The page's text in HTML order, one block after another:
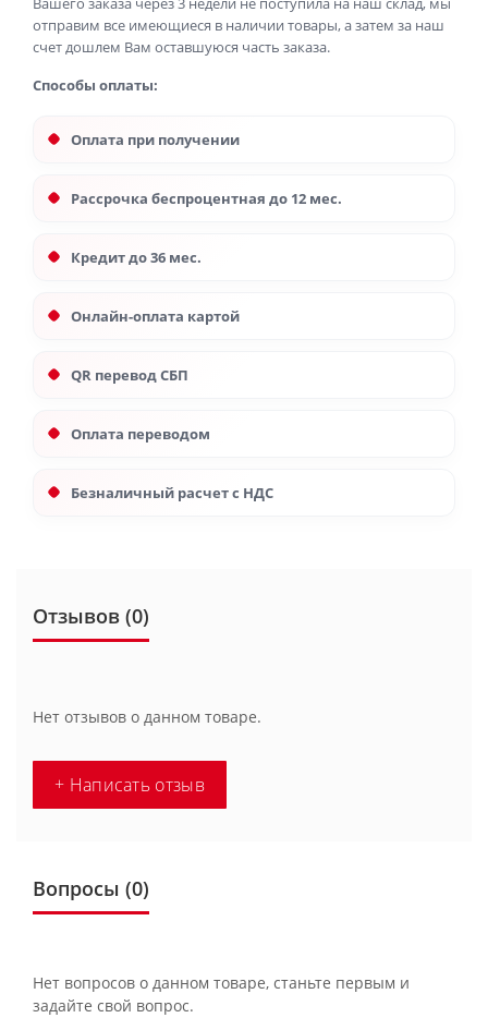
отправим все имеющиеся в наличии товары, а затем за наш
счет дошлем Вам оставшуюся часть заказа.
Способы оплаты:
Оплата при получении
Рассрочка беспроцентная до 12 мес.
Кредит до 36 мес.
Онлайн-оплата картой
QR перевод СБП
Оплата переводом
Безналичный расчет с НДС
Отзывов (0)
Нет отзывов о данном товаре.
+ Написать отзыв
Вопросы (0)
Нет вопросов о данном товаре, станьте первым и
задайте свой вопрос.